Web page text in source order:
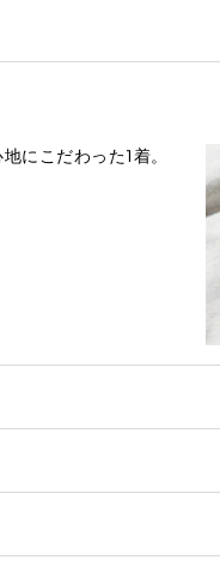
にこだわった1着。